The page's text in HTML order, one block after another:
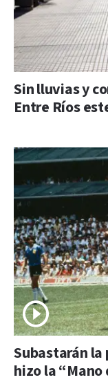
Sin lluvias y
Entre Ríos
Subastarán la
hizo la “Mano